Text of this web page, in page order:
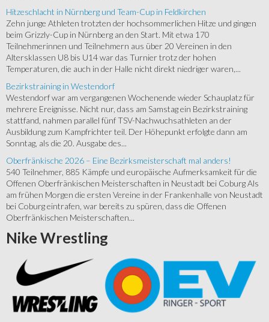
Hitzeschlacht in Nürnberg und Team-Cup in Feldkirchen
Zehn junge Athleten trotzten der hochsommerlichen Hitze und gingen
beim Grizzly-Cup in Nürnberg an den Start. Mit etwa 170
Teilnehmerinnen und Teilnehmern aus über 20 Vereinen in den
Altersklassen U8 bis U14 war das Turnier trotz der hohen
Temperaturen, die auch in der Halle nicht direkt niedriger waren,...
Bezirkstraining in Westendorf
Westendorf war am vergangenen Wochenende wieder Schauplatz für
mehrere Ereignisse. Nicht nur, dass am Samstag ein Bezirkstraining
stattfand, nahmen parallel fünf TSV-Nachwuchsathleten an der
Ausbildung zum Kampfrichter teil. Der Höhepunkt erfolgte dann am
Sonntag, als die 20. Ausgabe des...
Oberfränkische 2026 – Eine Bezirksmeisterschaft mal anders!
540 Teilnehmer, 885 Kämpfe und europäische Aufmerksamkeit für die
Offenen Oberfränkischen Meisterschaften in Neustadt bei Coburg Als
am frühen Morgen die ersten Vereine in der Frankenhalle von Neustadt
bei Coburg eintrafen, war bereits zu spüren, dass die Offenen
Oberfränkischen Meisterschaften...
Nike Wrestling